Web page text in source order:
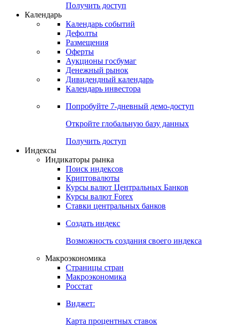
Получить доступ
Календарь
Календарь событий
Дефолты
Размещения
Оферты
Аукционы госбумаг
Денежный рынок
Дивидендный календарь
Календарь инвестора
Попробуйте 7-дневный демо-доступ
Откройте глобальную базу данных
Получить доступ
Индексы
Индикаторы рынка
Поиск индексов
Криптовалюты
Курсы валют Центральных Банков
Курсы валют Forex
Ставки центральных банков
Создать индекс
Возможность создания своего индекса
Макроэкономика
Страницы стран
Макроэкономика
Росстат
Виджет:
Карта процентных ставок